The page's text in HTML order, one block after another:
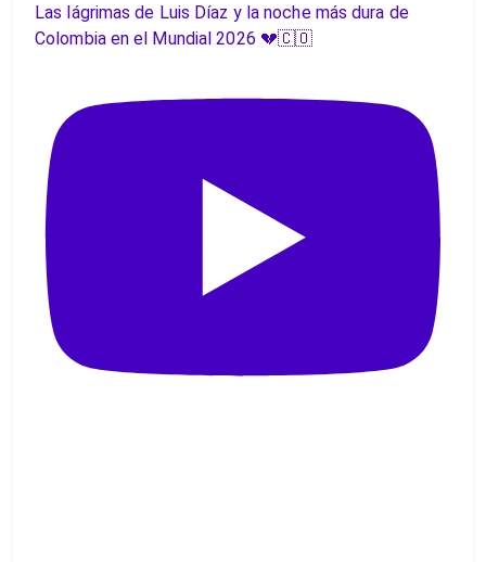
Las lágrimas de Luis Díaz y la noche más dura de
Colombia en el Mundial 2026 💔🇨🇴